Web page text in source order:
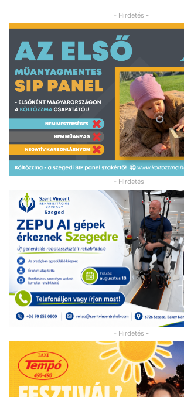
- Hirdetés -
- Hirdetés -
- Hirdetés -